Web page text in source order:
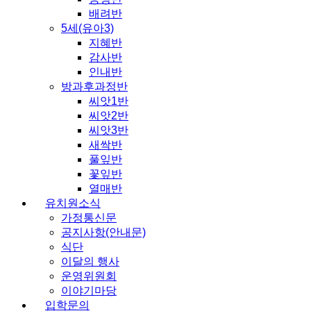
배려반
5세(유아3)
지혜반
감사반
인내반
방과후과정반
씨앗1반
씨앗2반
씨앗3반
새싹반
풀잎반
꽃잎반
열매반
유치원소식
가정통신문
공지사항(안내문)
식단
이달의 행사
운영위원회
이야기마당
입학문의